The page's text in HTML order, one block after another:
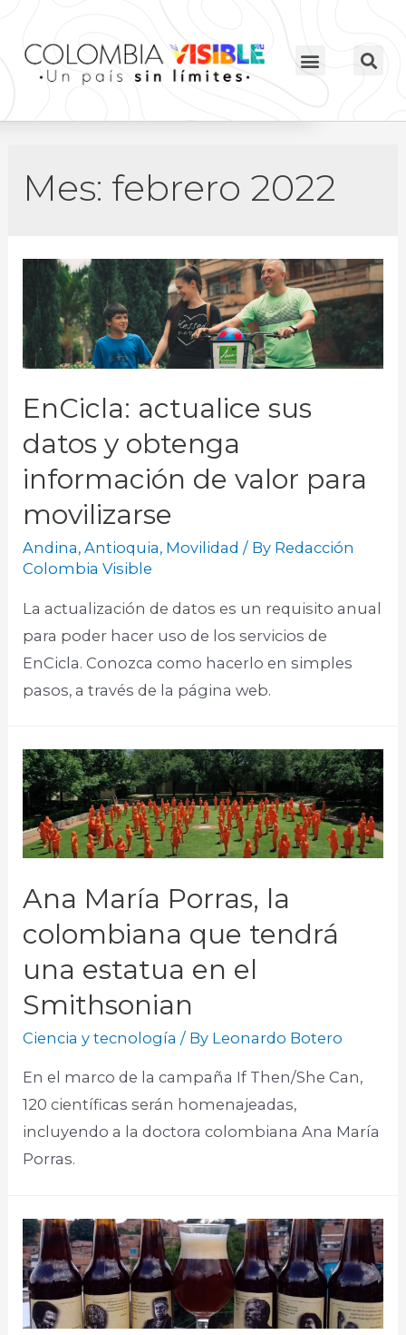
Mes: febrero 2022
EnCicla: actualice sus
datos y obtenga
información de valor para
movilizarse
Andina,Antioquia, Movilidad / By Redacción
Colombia Visible
La actualización de datos es un requisito anual
para poder hacer uso de los servicios de
EnCicla. Conozca como hacerlo en simples
pasos, a través de la página web.
Ana María Porras, la
colombiana que tendrá
una estatua en el
Smithsonian
Ciencia y tecnología / By Leonardo Botero
En el marco de la campaña If Then/She Can,
120 científicas serán homenajeadas,
incluyendo a la doctora colombiana Ana María
Porras.